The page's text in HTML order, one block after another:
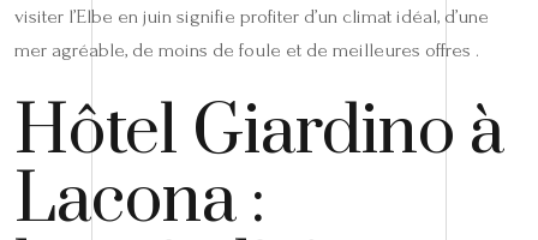
visiter l’Elbe en juin signifie profiter d’un climat idéal, d’une
mer agréable, de moins de foule et de meilleures offres .
Hôtel Giardino à
Lacona :